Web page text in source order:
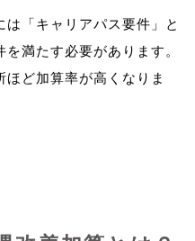
「キャリアパス要件」と
を満たす必要があります。
ど加算率が高くなりま